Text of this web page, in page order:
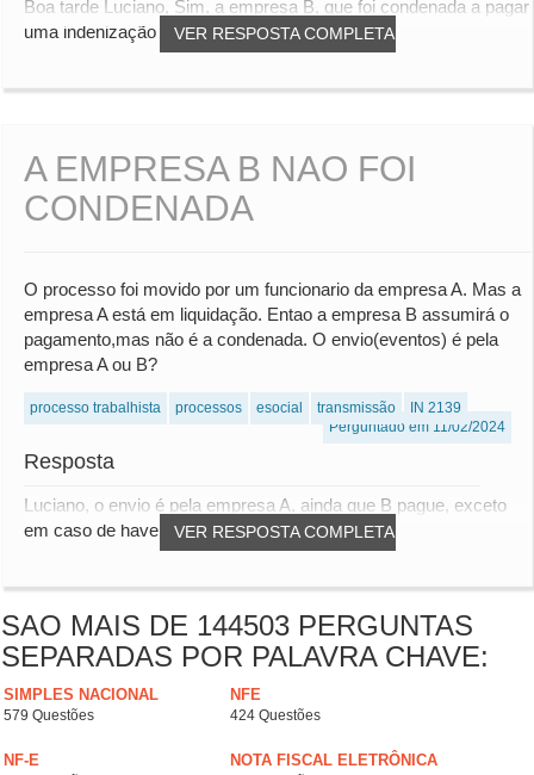
VER RESPOSTA COMPLETA
Boa tarde Luciano, Sim, a empresa B, que foi condenada a pagar
uma indenização à empresa A, deve inf...
A EMPRESA B NAO FOI
CONDENADA
O processo foi movido por um funcionario da empresa A. Mas a
empresa A está em liquidação. Entao a empresa B assumirá o
pagamento,mas não é a condenada. O envio(eventos) é pela
empresa A ou B?
processo trabalhista processos esocial transmissão
IN 2139
Perguntado em 11/02/2024
Resposta
VER RESPOSTA COMPLETA
Luciano, o envio é pela empresa A, ainda que B pague, exceto
em caso de haver processo de concordata...
SAO MAIS DE 144503 PERGUNTAS
SEPARADAS POR PALAVRA CHAVE:
SIMPLES NACIONAL
579 Questões
NFE
424 Questões
NF-E NOTA FISCAL ELETRÔNICA